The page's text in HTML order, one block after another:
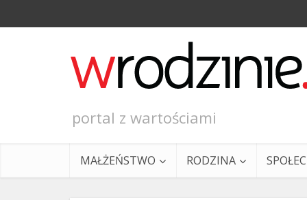
portal z wartościami
MAŁŻEŃSTWO RODZINA